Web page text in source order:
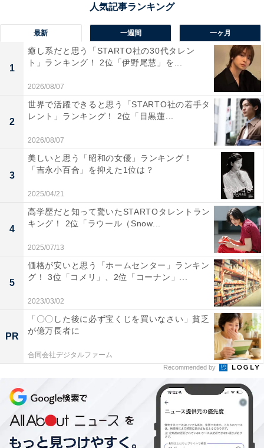
（30代男性／滋賀県）、「犬鳴山七宝瀧寺は、深く湿り
気を帯びた森を抜けるたびに澄んだ気配が濃くなり滝の
音が静かに導いてくれるように響き長期休みに日常の重
さがすっとほどける山奥の秘境です」（40代女性／埼玉
県）、「一度は行ってみたいと思っている」（50代男性
／埼玉県）といった声が集まりました。
1位：星のブランコ（ほしだ園地）／100票
交野市にある「星のブランコ」は、府民の森ほしだ園地
内にある巨大な吊り橋で、全長280m、最大地上高50mと
いう規模を誇ります。大阪平野を見下ろす高台にあり、
橋の上からは移りゆく四季の豊かな森を一望でき、特に
秋の紅葉は圧巻。そのスケールの大きさから非日常的な
体験ができること、そして「星のブランコ」というロマ
ンチックな愛称が相まって、大阪の穴場秘境として圧倒
最新 一週間 一ヶ月
1
癒し系だと思う「STARTO社の30代タレン
ト」ランキング！ 2位「伊野尾慧」を...
2026/08/07
2
世界で活躍できると思う「STARTO社の若手タ
レント」ランキング！ 2位「目黒蓮...
2026/08/07
3
美しいと思う「昭和の女優」ランキング！
「吉永小百合」を抑えた1位は？
2025/04/21
4
高学歴だと知って驚いたSTARTOタレントラン
キング！ 2位「ラウール（Snow...
2025/07/13
5
価格が安いと思う「ホームセンター」ランキン
グ！ 3位「コメリ」、2位「コーナン」...
2023/03/02
PR
「〇〇した後に必ず宝くじを買いなさい」貧乏
が億万長者に
合同会社デジタルファーム
Recommended by